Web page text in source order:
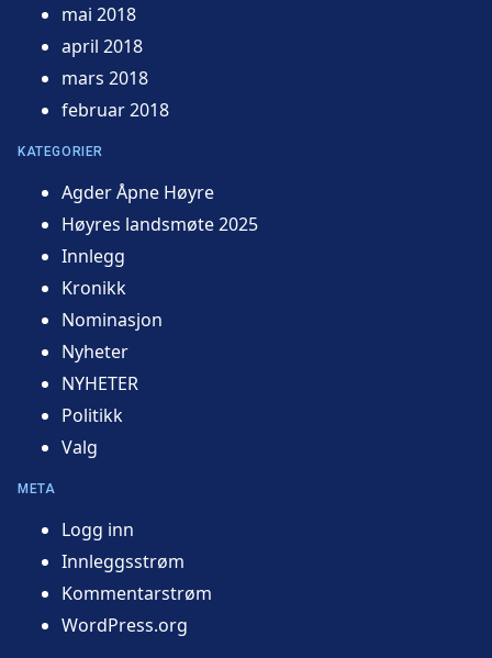
mai 2018
april 2018
mars 2018
februar 2018
KATEGORIER
Agder Åpne Høyre
Høyres landsmøte 2025
Innlegg
Kronikk
Nominasjon
Nyheter
NYHETER
Politikk
Valg
META
Logg inn
Innleggsstrøm
Kommentarstrøm
WordPress.org